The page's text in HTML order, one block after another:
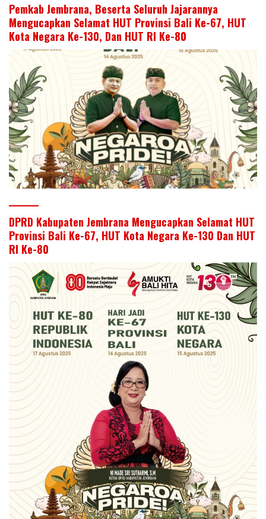
Pemkab Jembrana, Beserta Seluruh Jajarannya
Mengucapkan Selamat HUT Provinsi Bali Ke-67, HUT
Kota Negara Ke-130, Dan HUT RI Ke-80
DPRD Kabupaten Jembrana Mengucapkan Selamat HUT
Provinsi Bali Ke-67, HUT Kota Negara Ke-130 Dan HUT
RI Ke-80